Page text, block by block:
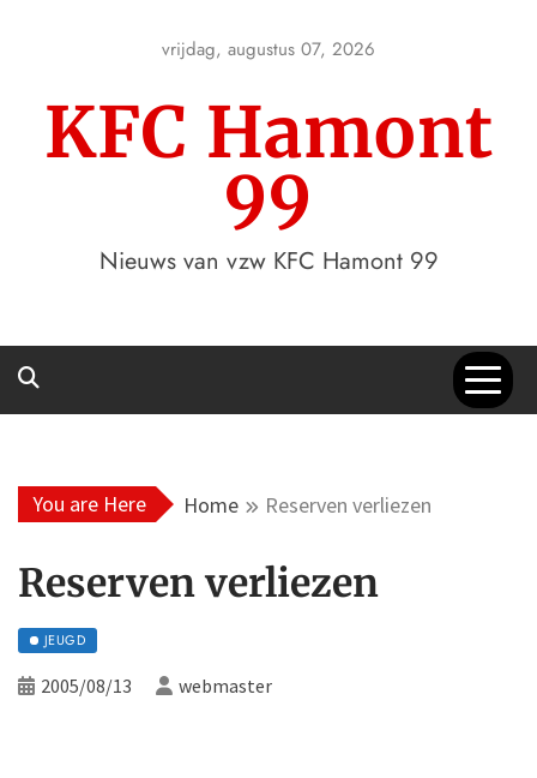
vrijdag, augustus 07, 2026
KFC Hamont
99
Nieuws van vzw KFC Hamont 99
You are Here Home Reserven verliezen
Reserven verliezen
JEUGD
2005/08/13 webmaster